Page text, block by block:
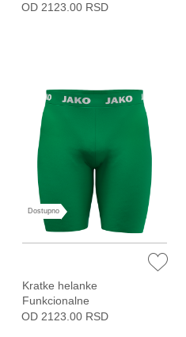
OD 2123.00 RSD
Dostupno
Kratke helanke
Funkcionalne
OD 2123.00 RSD